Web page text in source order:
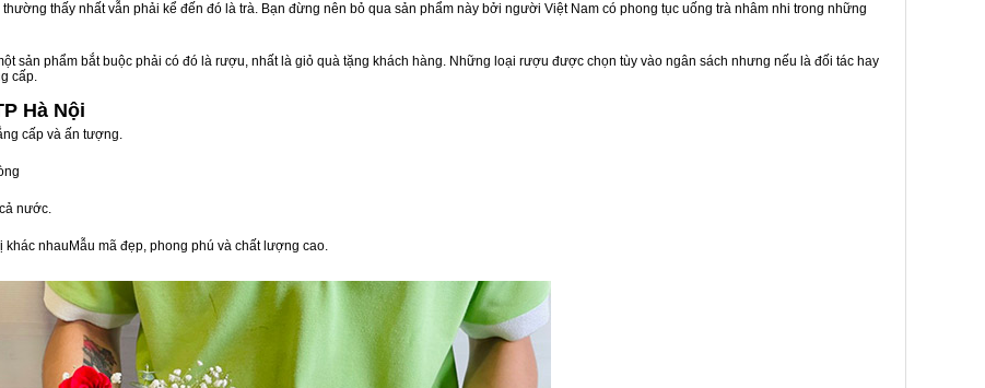
thấy nhất vẫn phải kể đến đó là trà. Bạn đừng nên bỏ qua sản phẩm này bởi người Việt Nam có phong tục uống trà nhâm nhi trong những
sản phẩm bắt buộc phải có đó là rượu, nhất là giỏ quà tặng khách hàng. Những loại rượu được chọn tùy vào ngân sách nhưng nếu là đối tác hay
cấp.
Hà Nội
cấp và ấn tượng.
nước.
nhauMẫu mã đẹp, phong phú và chất lượng cao.